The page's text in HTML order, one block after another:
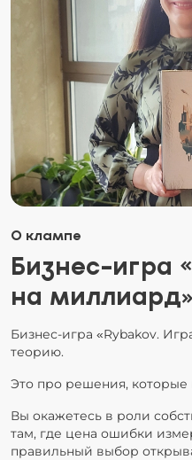
О клампе
Бизнес-игра
на миллиард»
Бизнес-игра «Rybakov.
теорию.
Это про решения, которые
Вы окажетесь в роли
там, где цена ошибки
правильный выбор